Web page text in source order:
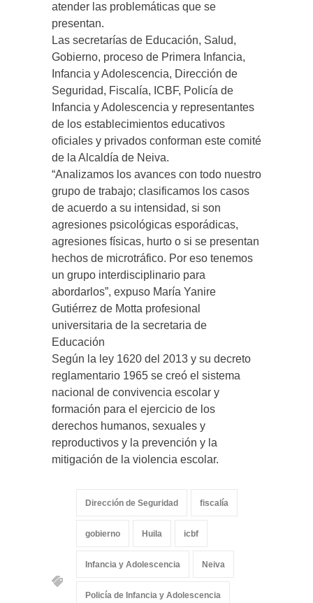
atender las problemáticas que se
presentan.
Las secretarías de Educación, Salud,
Gobierno, proceso de Primera Infancia,
Infancia y Adolescencia, Dirección de
Seguridad, Fiscalía, ICBF, Policía de
Infancia y Adolescencia y representantes
de los establecimientos educativos
oficiales y privados conforman este comité
de la Alcaldía de Neiva.
“Analizamos los avances con todo nuestro
grupo de trabajo; clasificamos los casos
de acuerdo a su intensidad, si son
agresiones psicológicas esporádicas,
agresiones físicas, hurto o si se presentan
hechos de microtráfico. Por eso tenemos
un grupo interdisciplinario para
abordarlos”, expuso María Yanire
Gutiérrez de Motta profesional
universitaria de la secretaria de
Educación
Según la ley 1620 del 2013 y su decreto
reglamentario 1965 se creó el sistema
nacional de convivencia escolar y
formación para el ejercicio de los
derechos humanos, sexuales y
reproductivos y la prevención y la
mitigación de la violencia escolar.
Dirección de Seguridad fiscalía
gobierno Huila icbf
Infancia y Adolescencia Neiva
Policía de Infancia y Adolescencia